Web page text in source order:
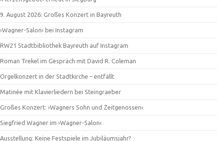
9. August 2026: Großes Konzert in Bayreuth
›Wagner-Salon‹ bei Instagram
RW21 Stadtbibliothek Bayreuth auf Instagram
Roman Trekel im Gespräch mit David R. Coleman
Orgelkonzert in der Stadtkirche – entfällt
Matinée mit Klavierliedern bei Steingraeber
Großes Konzert: ›Wagners Sohn und Zeitgenossen‹
Siegfried Wagner im ›Wagner-Salon‹
Ausstellung: Keine Festspiele im Jubiläumsjahr?